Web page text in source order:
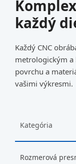
každý
Každý CNC
metrologickým a
povrchu a
vašimi výkresmi.
Kategória
Rozmerová